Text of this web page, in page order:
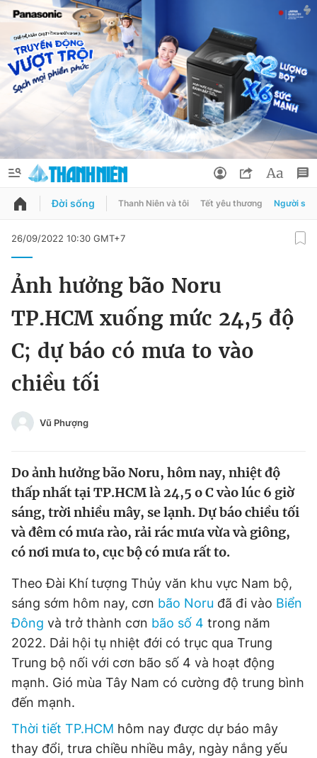
QUẢNG CÁO ĐẶT BÁO
Chuyên mục khác
Chào ngày mới
Tin thị trường
Sản phẩm khác
Tiện ích Bạn cần biết
Thông tin tòa soạn Liên hệ quảng cáo
Đọc Thanh Niên trên điện thoại
Đổi mật khẩu
Tin đã lưu
Tin đã xem
Đăng xuất
Đời sống Thanh Niên và tôi Tết yêu thương Người
26/09/2022 10:30 GMT+7
Ảnh hưởng bão Noru
TP.HCM xuống mức 24,5 độ
C; dự báo có mưa to vào
chiều tối
Vũ Phượng
Do ảnh hưởng bão Noru, hôm nay, nhiệt độ
thấp nhất tại TP.HCM là 24,5 o C vào lúc 6 giờ
sáng, trời nhiều mây, se lạnh. Dự báo chiều tối
và đêm có mưa rào, rải rác mưa vừa và giông,
có nơi mưa to, cục bộ có mưa rất to.
Theo Đài Khí tượng Thủy văn khu vực Nam bộ,
sáng sớm hôm nay, cơn bão Noru đã đi vào Biển
Đông và trở thành cơn bão số 4 trong năm
2022. Dải hội tụ nhiệt đới có trục qua Trung
Trung bộ nối với cơn bão số 4 và hoạt động
mạnh. Gió mùa Tây Nam có cường độ trung bình
đến mạnh.
Thời tiết TP.HCM hôm nay được dự báo mây
thay đổi, trưa chiều nhiều mây, ngày nắng yếu